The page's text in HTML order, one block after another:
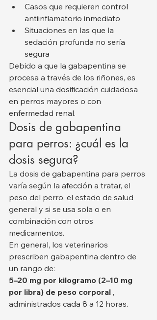
Casos que requieren control
antiinflamatorio inmediato
Situaciones en las que la
sedación profunda no sería
segura
Debido a que la gabapentina se
procesa a través de los riñones, es
esencial una dosificación cuidadosa
en perros mayores o con
enfermedad renal.
Dosis de gabapentina
para perros: ¿cuál es la
dosis segura?
La dosis de gabapentina para perros
varía según la afección a tratar, el
peso del perro, el estado de salud
general y si se usa sola o en
combinación con otros
medicamentos.
En general, los veterinarios
prescriben gabapentina dentro de
un rango de:
5–20 mg por kilogramo (2–10 mg
por libra) de peso corporal ,
administrados cada 8 a 12 horas.